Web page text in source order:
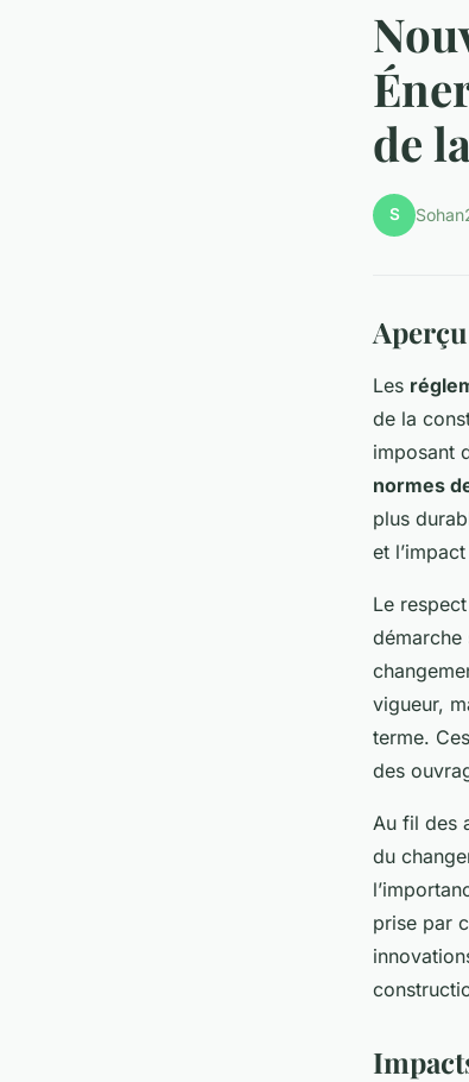
de
S Sohan
Les
de la
imposant
normes
plus
et
Le
démarche
vigueur,
terme.
des
Au fil des
du
prise par